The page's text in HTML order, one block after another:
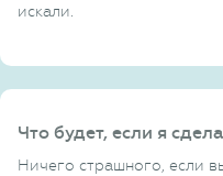
искали.
Что будет, если я
Ничего страшного, если